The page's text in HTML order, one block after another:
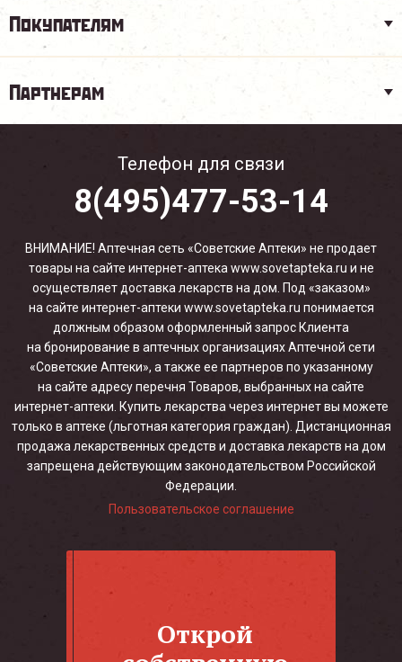
Покупателям
Партнерам
Телефон для связи
8(495)477-53-14
ВНИМАНИЕ! Аптечная сеть «Советские Аптеки» не продает
товары на сайте интернет-аптека www.sovetapteka.ru и не
осуществляет доставка лекарств на дом. Под «заказом»
на сайте интернет-аптеки www.sovetapteka.ru понимается
должным образом оформленный запрос Клиента
на бронирование в аптечных организациях Аптечной сети
«Советские Аптеки», а также ее партнеров по указанному
на сайте адресу перечня Товаров, выбранных на сайте
интернет-аптеки. Купить лекарства через интернет вы можете
только в аптеке (льготная категория граждан). Дистанционная
продажа лекарственных средств и доставка лекарств на дом
запрещена действующим законодательством Российской
Федерации.
Пользовательское соглашение
Открой